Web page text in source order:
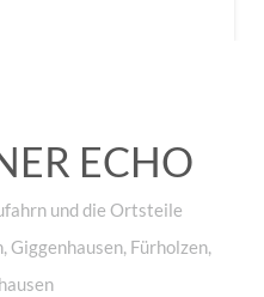
ECHO
und die Ortsteile
Fürholzen,